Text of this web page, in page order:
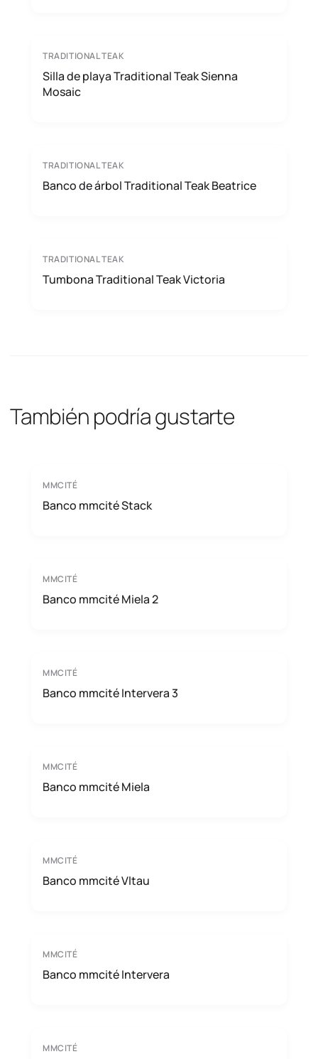
TRADITIONAL TEAK
Silla de playa Traditional Teak Sienna
Mosaic
TRADITIONAL TEAK
Banco de árbol Traditional Teak Beatrice
TRADITIONAL TEAK
Tumbona Traditional Teak Victoria
También podría gustarte
MMCITÉ
Banco mmcité Stack
MMCITÉ
Banco mmcité Miela 2
MMCITÉ
Banco mmcité Intervera 3
MMCITÉ
Banco mmcité Miela
MMCITÉ
Banco mmcité Vltau
MMCITÉ
Banco mmcité Intervera
MMCITÉ